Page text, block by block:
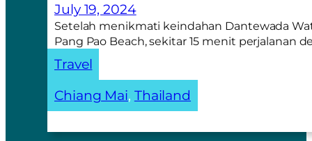
July 19, 2024
Setelah menikmati keindahan Dantewada
Pang Pao Beach, sekitar 15 menit perjalanan
Travel
Chiang Mai, Thailand